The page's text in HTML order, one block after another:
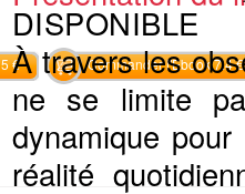
€ Commander l'Ebook 7.4 €
DISPONIBLE
À travers les
ne se limite
dynamique
réalité